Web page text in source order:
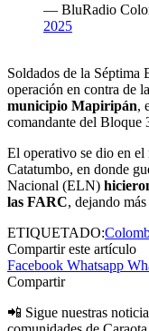
— BluRadio
2025
Soldados de la Séptima
operación en contra de
municipio Mapiripán,
comandante del Bloque
El operativo se dio en el
Catatumbo, en donde
Nacional (ELN)
las FARC, dejando
ETIQUETADO:
Compartir este artículo
Facebook Whatsapp
Compartir
📲 Sigue nuestras